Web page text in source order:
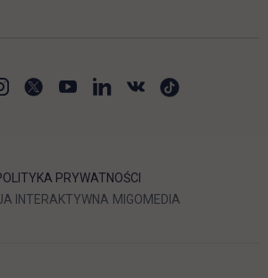
PRYWATNOŚCI
INTERAKTYWNA LINK OTWIERA SIĘ W
MIGOMEDIA